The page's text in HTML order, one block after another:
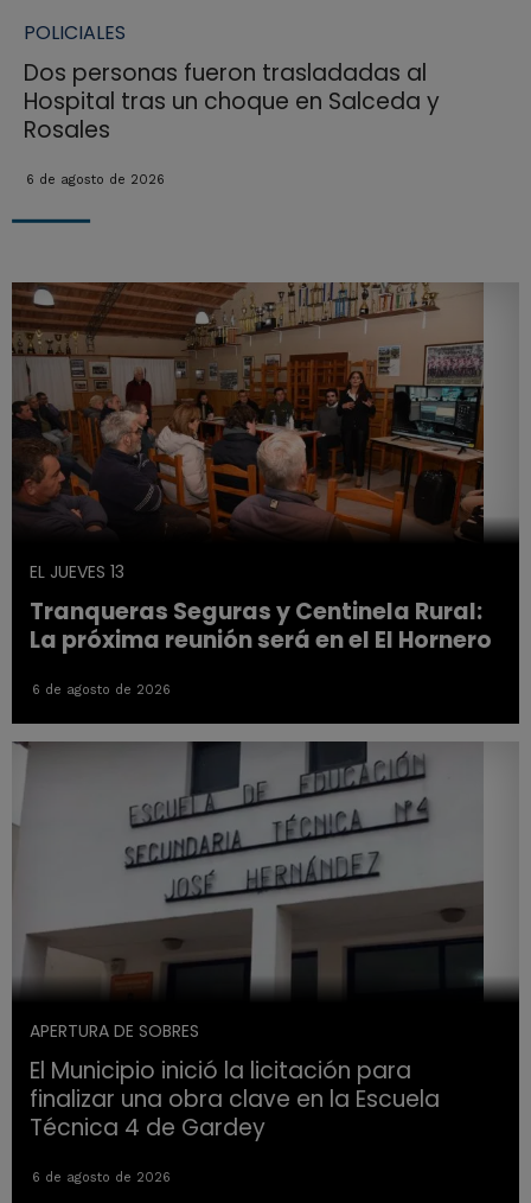
POLICIALES
Dos personas fueron trasladadas al
Hospital tras un choque en Salceda y
Rosales
6 de agosto de 2026
EL JUEVES 13
Tranqueras Seguras y Centinela Rural:
La próxima reunión será en el El Hornero
6 de agosto de 2026
APERTURA DE SOBRES
El Municipio inició la licitación para
finalizar una obra clave en la Escuela
Técnica 4 de Gardey
6 de agosto de 2026